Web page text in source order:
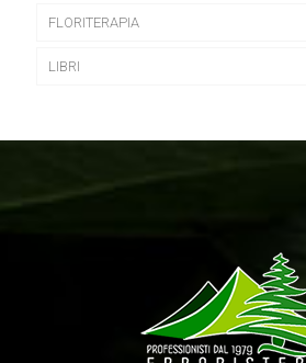
FLORITERAPIA
LIBRI